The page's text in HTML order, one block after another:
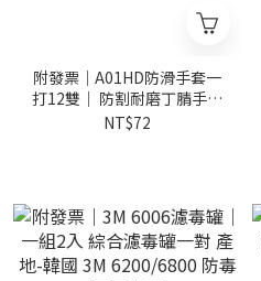
附發票｜A01HD防滑手套一
打12雙｜ 防割耐磨丁腈手套
工作手套 耐油防滑 浸膠尼龍
NT$72